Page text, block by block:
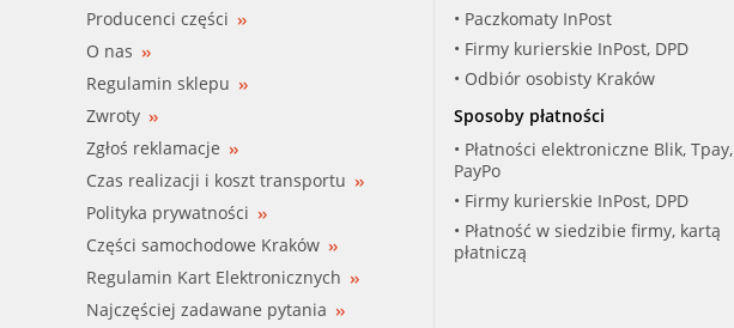
Producenci części
O nas
Regulamin sklepu
Zwroty
Zgłoś reklamacje
Czas realizacji i koszt transportu
Polityka prywatności
Części samochodowe Kraków
Regulamin Kart Elektronicznych
Najczęściej zadawane pytania
• Paczkomaty InPost
• Firmy kurierskie InPost, DPD
• Odbiór osobisty Kraków
Sposoby płatności
• Płatności elektroniczne Blik, Tpay,
PayPo
• Firmy kurierskie InPost, DPD
• Płatność w siedzibie firmy, kartą
płatniczą